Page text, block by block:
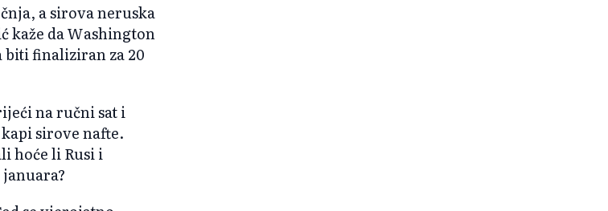
a sirova neruska
kaže da Washington
biti finaliziran za 20
na ručni sat i
sirove nafte.
hoće li Rusi i